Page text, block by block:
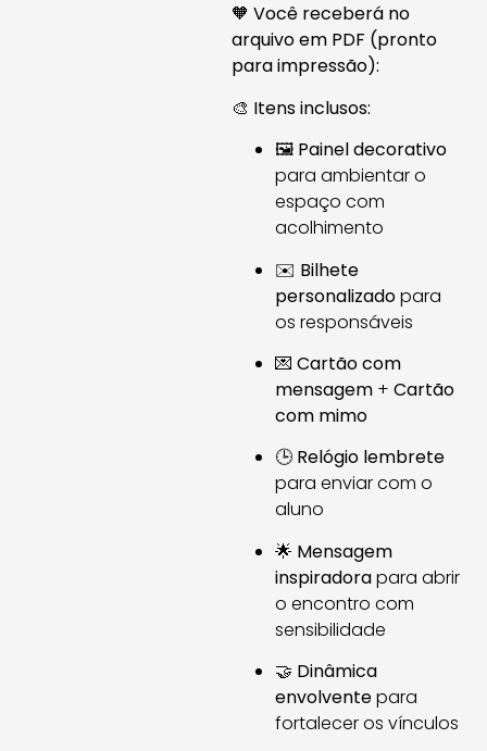
🧡 Você receberá no
arquivo em PDF (pronto
para impressão):
🎨 Itens inclusos:
🖼️ Painel decorativo
para ambientar o
espaço com
acolhimento
✉️ Bilhete
personalizadopara
os responsáveis
💌 Cartão com
mensagem+ Cartão
com mimo
🕒 Relógio lembrete
para enviar com o
aluno
🌟 Mensagem
inspiradorapara abrir
o encontro com
sensibilidade
🤝 Dinâmica
envolventepara
fortalecer os vínculos